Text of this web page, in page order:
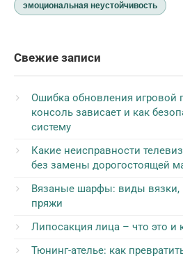
эмоциональная неустойчивость
Свежие записи
Ошибка обновления игровой
консоль зависает и как
систему
Какие неисправности
без замены дорогостоящей
Вязаные шарфы: виды вязки,
пряжи
Липосакция лица – что это и
Тюнинг-ателье: как